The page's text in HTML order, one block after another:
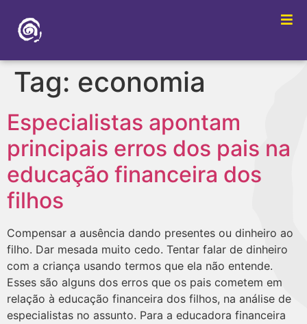
Tag: economia
Especialistas apontam
principais erros dos pais na
educação financeira dos
filhos
Compensar a ausência dando presentes ou dinheiro ao
filho. Dar mesada muito cedo. Tentar falar de dinheiro
com a criança usando termos que ela não entende.
Esses são alguns dos erros que os pais cometem em
relação à educação financeira dos filhos, na análise de
especialistas no assunto. Para a educadora financeira